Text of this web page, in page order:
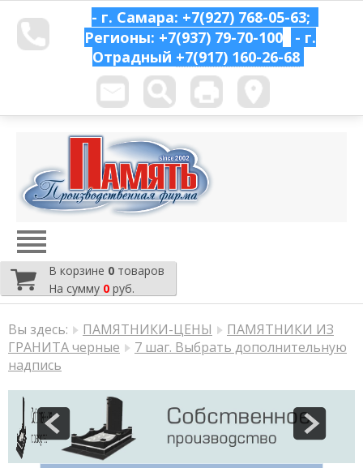
- г. Самара: +7(927) 768-05-63;
Регионы: +7(937) 79-70-100
- г.
Отрадный +7(917) 160-26-68
В корзине 0 товаров
На сумму 0 руб.
Вы здесь: ПАМЯТНИКИ-ЦЕНЫ
ПАМЯТНИКИ ИЗ
ГРАНИТА черные
7 шаг. Выбрать дополнительную
надпись